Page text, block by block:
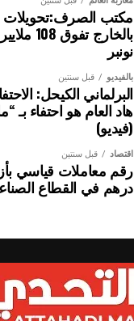
مكتب الصرف:تحويلات
بالخارج
نونبر
بالفيديو قبل سنتين
البرلماني الكيحل:
هاد العام هو احتفاء بـ
(فيديو)
اقتصاد قبل سنتين
درهم في القطاع